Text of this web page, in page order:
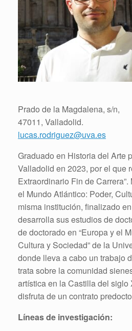
Prado de la Magdalena, s/n,
47011, Valladolid.
lucas.rodriguez@uva.es
Graduado en Historia del Arte
Valladolid en 2023, por el que
Extraordinario Fin de Carrera”.
el Mundo Atlántico: Poder,
misma institución, finalizado
desarrolla sus estudios de
de doctorado en “Europa y el
Cultura y Sociedad” de la
donde lleva a cabo un trabajo
trata sobre la comunidad
artística en la Castilla del siglo
disfruta de un contrato
Líneas de investigación: